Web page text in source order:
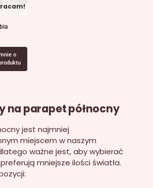
o
na parapet północny
jest najmniej
miejscem w naszym
ważne jest, aby wybierać
mniejsze ilości światła.